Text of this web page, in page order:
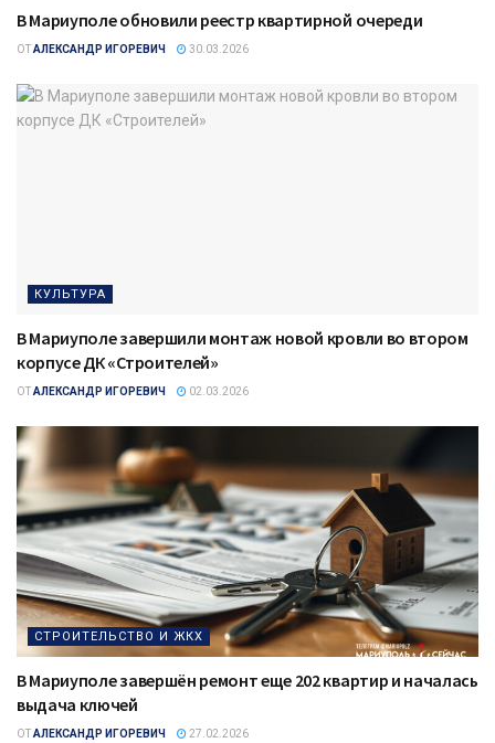
В Мариуполе обновили реестр квартирной очереди
ОТ АЛЕКСАНДР ИГОРЕВИЧ 30.03.2026
КУЛЬТУРА
В Мариуполе завершили монтаж новой кровли во втором
корпусе ДК «Строителей»
ОТ АЛЕКСАНДР ИГОРЕВИЧ 02.03.2026
СТРОИТЕЛЬСТВО И ЖКХ
В Мариуполе завершён ремонт еще 202 квартир и началась
выдача ключей
ОТ АЛЕКСАНДР ИГОРЕВИЧ 27.02.2026